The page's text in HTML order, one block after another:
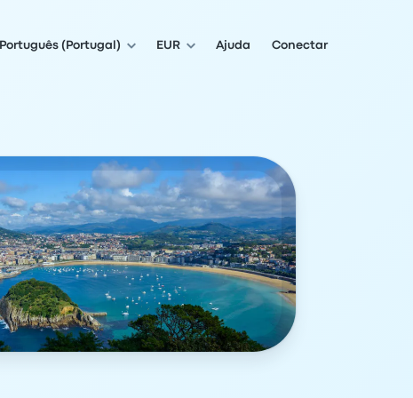
Português (Portugal) EUR Ajuda Conectar